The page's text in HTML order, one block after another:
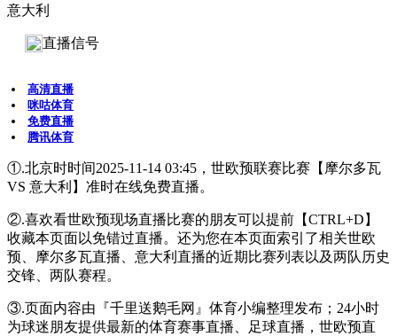
意大利
直播信号
高清直播
咪咕体育
免费直播
腾讯体育
①.北京时时间2025-11-14 03:45，世欧预联赛比赛【摩尔多瓦
VS 意大利】准时在线免费直播。
②.喜欢看世欧预现场直播比赛的朋友可以提前【CTRL+D】
收藏本页面以免错过直播。还为您在本页面索引了相关世欧
预、摩尔多瓦直播、意大利直播的近期比赛列表以及两队历史
交锋、两队赛程。
③.页面内容由『千里送鹅毛网』体育小编整理发布；24小时
为球迷朋友提供最新的体育赛事直播、足球直播，世欧预直